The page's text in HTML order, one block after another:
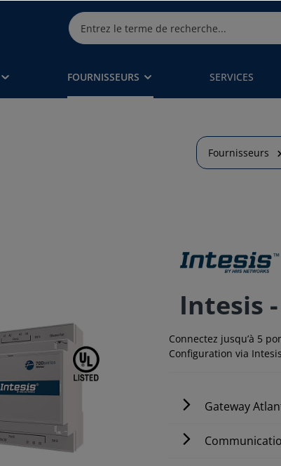
FOURNISSEURS SERVICES
Fournisseurs
Intesis
Connectez jusqu’à 5
Configuration via
Gateway